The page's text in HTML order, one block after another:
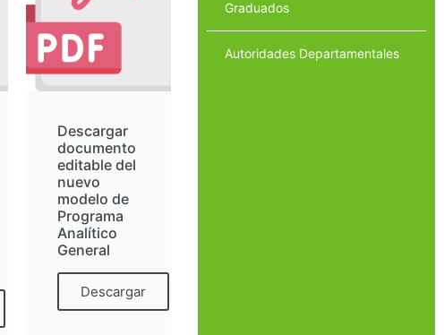
Graduados
Autoridades Departamentales
Descargar
documento
editable del
nuevo
modelo de
Programa
Analítico
General
Descargar